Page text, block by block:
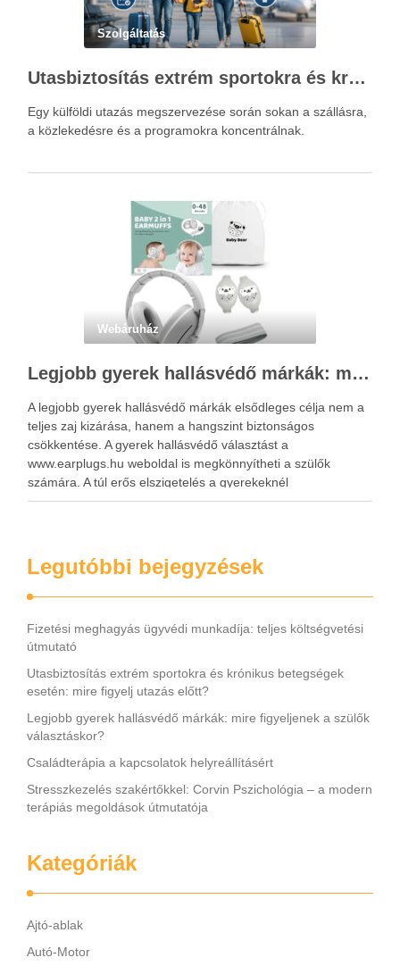
Szolgáltatás
Utasbiztosítás extrém sportokra és krónikus betegségek esetén: mire figyelj utazás előtt?
Egy külföldi utazás megszervezése során sokan a szállásra,
a közlekedésre és a programokra koncentrálnak.
Webáruház
Legjobb gyerek hallásvédő márkák: mire figyeljenek a szülők választáskor?
A legjobb gyerek hallásvédő márkák elsődleges célja nem a
teljes zaj kizárása, hanem a hangszint biztonságos
csökkentése. A gyerek hallásvédő választást a
www.earplugs.hu weboldal is megkönnyítheti a szülők
számára. A túl erős elszigetelés a gyerekeknél
kényelmetlenséget, félelmet vagy dezorientáltságot is
Legutóbbi bejegyzések
Fizetési meghagyás ügyvédi munkadíja: teljes költségvetési
útmutató
Utasbiztosítás extrém sportokra és krónikus betegségek
esetén: mire figyelj utazás előtt?
Legjobb gyerek hallásvédő márkák: mire figyeljenek a szülők
választáskor?
Családterápia a kapcsolatok helyreállításért
Stresszkezelés szakértőkkel: Corvin Pszichológia – a modern
terápiás megoldások útmutatója
Kategóriák
Ajtó-ablak
Autó-Motor